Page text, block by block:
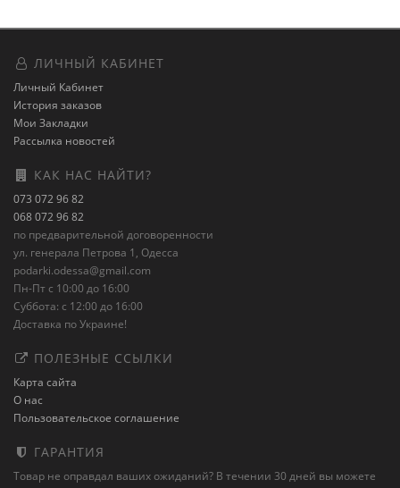
ЛИЧНЫЙ КАБИНЕТ
Личный Кабинет
История заказов
Мои Закладки
Рассылка новостей
КАК НАС НАЙТИ?
073 072 96 82
068 072 96 82
по предварительной договоренности
ул. генерала Петрова 1, Одесса
podarki.odessa@gmail.com
Пн-Пт с 10:00 до 16:00
Суббота: с 12:00 до 16:00
Доставка по Украине!
ПОЛЕЗНЫЕ ССЫЛКИ
Карта сайта
О нас
Пользовательское соглашение
ГАРАНТИЯ
Товар не оправдал ваших ожиданий? В течении 30 дней вы можете